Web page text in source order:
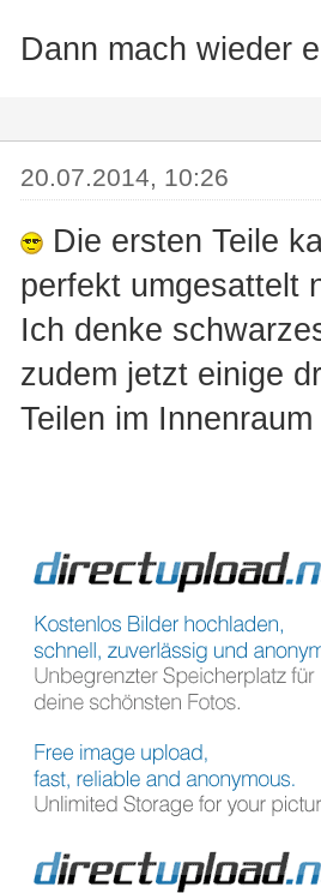
Dann mach wieder
20.07.2014, 10:26
Die ersten Teile
perfekt umgesattelt
Ich denke
zudem jetzt einige
Teilen im